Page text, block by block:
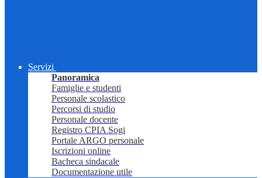
Servizi
Panoramica
Famiglie e studenti
Personale scolastico
Percorsi di studio
Personale docente
Registro CPIA Sogi
Portale ARGO personale
Iscrizioni online
Bacheca sindacale
Documentazione utile